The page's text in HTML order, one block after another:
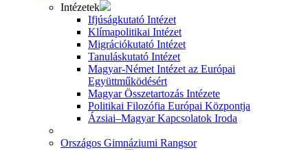
Intézetek
Ifjúságkutató Intézet
Klímapolitikai Intézet
Migrációkutató Intézet
Tanuláskutató Intézet
Magyar-Német Intézet az Európai
Együttműködésért
Magyar Összetartozás Intézete
Politikai Filozófia Európai Központja
Ázsiai–Magyar Kapcsolatok Iroda
Országos Gimnáziumi Rangsor